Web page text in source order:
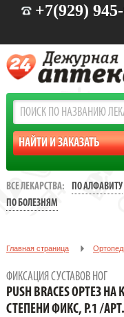
+7(929)
ВСЕ ЛЕКАРСТВА: ПО АЛФАВИТУ
ПО БОЛЕЗНЯМ
Главная страница
СТЕПЕНИ ФИКС, Р.1 /
ФИКСАЦИЯ СУСТАВОВ НОГ
PUSH BRACES ОРТЕЗ
СТЕПЕНИ ФИКС, Р.1 /